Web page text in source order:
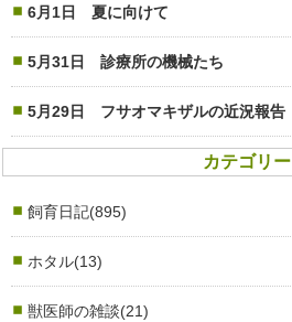
6月1日 夏に向けて
5月31日 診療所の機械たち
5月29日 フサオマキザルの近況報告
カテゴリー
飼育日記(895)
ホタル(13)
獣医師の雑談(21)